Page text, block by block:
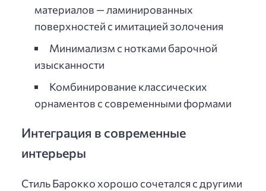
материалов — ламинированных
поверхностей с имитацией золочения
Минимализм с нотками барочной
изысканности
Комбинирование классических
орнаментов с современными формами
Интеграция в современные
интерьеры
Стиль Барокко хорошо сочетался с другими